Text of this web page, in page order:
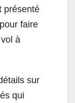
présenté
faire
à
sur
qui